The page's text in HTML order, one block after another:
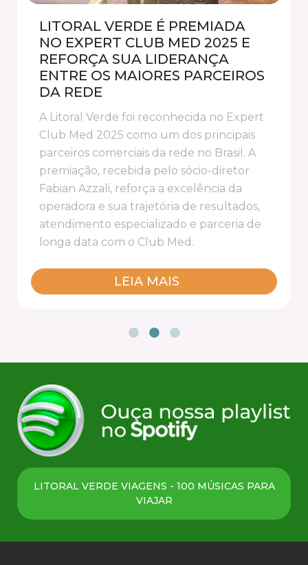
VERDE É PREMIADA
EXPERT CLUB MED 2025 E
SUA LIDERANÇA
OS MAIORES PARCEIROS
Verde foi reconhecida no Expert
Med 2025 como um dos principais
comerciais da rede no Brasil. A
recebida pelo sócio-diretor
Azzali, reforça a excelência da
e sua trajetória de resultados,
especializado e parceria de
data com o Club Med.
LEIA MAIS
VILA
A Litoral
ao Vila
a família,
LITORAL VERDE VIAGENS - 100 MÚSICAS PARA
VIAJAR